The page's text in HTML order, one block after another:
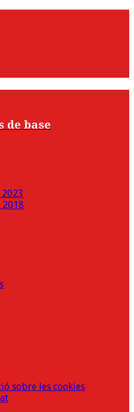
de base
2018
sobre les cookies